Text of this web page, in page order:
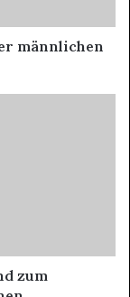
männlichen
zum